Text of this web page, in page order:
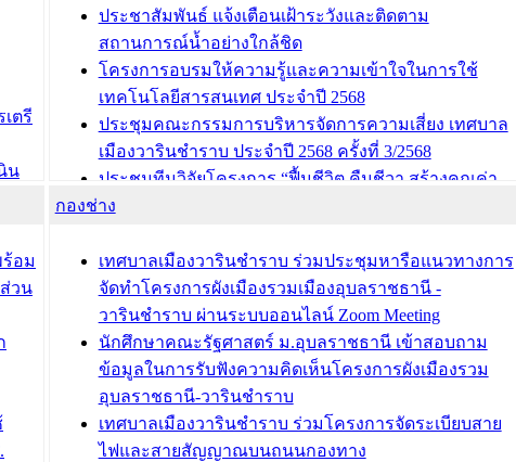
ตรี
น
ชน
มี
อง
ล
ประชาสัมพันธ์ แจ้งเตือนเฝ้าระวังและติดตาม
สถานการณ์น้ำอย่างใกล้ชิด
โครงการอบรมให้ความรู้และความเข้าใจในการใช้
เทคโนโลยีสารสนเทศ ประจำปี 2568
ประชุมคณะกรรมการบริหารจัดการความเสี่ยง เทศบาล
เมืองวารินชำราบ ประจำปี 2568 ครั้งที่ 3/2568
ประชุมทีมวิจัยโครงการ “ฟื้นชีวิต คืนชีวา สร้างคุณค่า
เมืองวาริน” เพื่อร่วมขับเคลื่อนเมืองวารินชำราบให้เป็น
บทความ อื่นๆ ...
ร้อม
วน
กองช่าง
เทศบาลเมืองวารินชำราบ ร่วมประชุมหารือแนวทางการ
จัดทำโครงการผังเมืองรวมเมืองอุบลราชธานี -
วารินชำราบ ผ่านระบบออนไลน์ Zoom Meeting
นักศึกษาคณะรัฐศาสตร์ ม.อุบลราชธานี เข้าสอบถาม
ข้อมูลในการรับฟังความคิดเห็นโครงการผังเมืองรวม
อุบลราชธานี-วารินชำราบ
เทศบาลเมืองวารินชำราบ ร่วมโครงการจัดระเบียบสาย
ไฟและสายสัญญาณบนถนนกองทาง